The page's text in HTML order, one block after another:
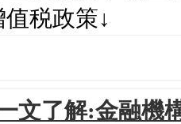
税政策↓
文了解:金融機